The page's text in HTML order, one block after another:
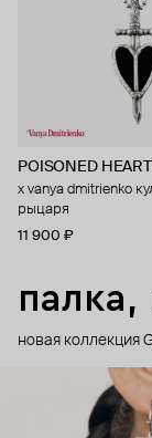
POISONED
x vanya dmitrienko
рыцаря
11 900 ₽
палка,
новая коллекция